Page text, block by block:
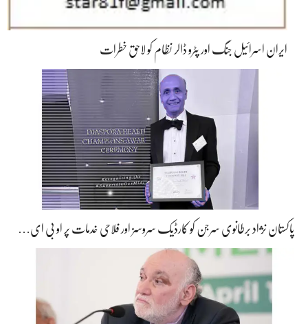
ایران اسرائیل جنگ اور پٹرو ڈالر نظام کو لاحق خطرات
پاکستان نژاد برطانوی سرجن کو کارڈیک سروسز اور فلاحی خدمات پر او بی ای…